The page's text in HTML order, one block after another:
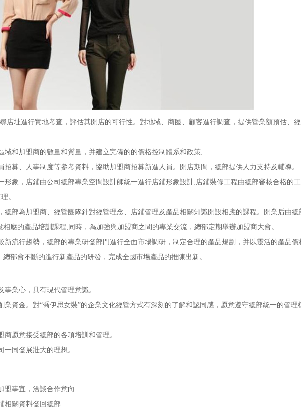
址進行實地考查，評估其開店的可行性。對地域、商圈、顧客進行調查，提供營業額預估、
和加盟商的數量和質量，并建立完備的的價格控制體系和政策;
、人事制度等參考資料，協助加盟商招募新進人員。開店期間，總部提供人力支持及輔導。
象，店鋪由公司總部專業空間設計師統一進行店鋪形象設計;店鋪裝修工程由總部審核合格的
。
部為加盟商、經營團隊針對經營理念、店鋪管理及產品相關知識開設相應的課程。開業后由總
應的產品培訓課程;同時，為加強與加盟商之間的專業交流，總部定期舉辦加盟商大會。
流行趨勢，總部的專業研發部門進行全面市場調研，制定合理的產品規劃，并以靈活的產品價
部會不斷的進行新產品的研發，完成全國市場產品的推陳出新。
業心，具有現代管理意識。
金。對“喬伊思女裝”的企業文化經營方式有深刻的了解和認同感，愿意遵守總部統一的管理
愿意接受總部的各項培訓和管理。
同發展壯大的理想。
事宜，洽談合作意向
關資料發回總部